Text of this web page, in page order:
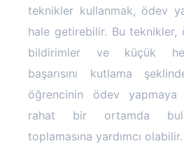
teknikler kullanmak, ödev
hale getirebilir. Bu teknikler,
bildirimler ve küçük
başarısını kutlama
öğrencinin ödev yapmaya
rahat bir ortamda
toplamasına yardımcı olabilir.